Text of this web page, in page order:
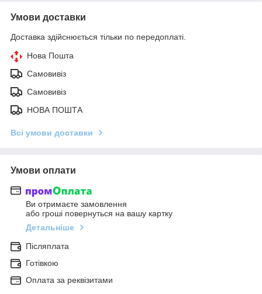
Умови доставки
Доставка здійснюється тільки по передоплаті.
Нова Пошта
Самовивіз
Самовивіз
НОВА ПОШТА
Всі умови доставки
Умови оплати
Ви отримаєте замовлення
або гроші повернуться на вашу картку
Детальніше
Післяплата
Готівкою
Оплата за реквізитами